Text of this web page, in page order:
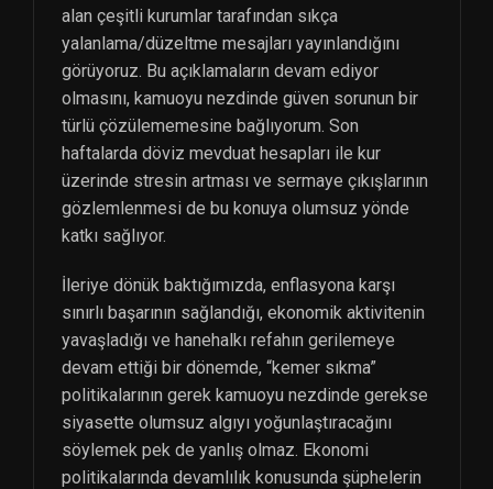
alan çeşitli kurumlar tarafından sıkça
yalanlama/düzeltme mesajları yayınlandığını
görüyoruz. Bu açıklamaların devam ediyor
olmasını, kamuoyu nezdinde güven sorunun bir
türlü çözülememesine bağlıyorum. Son
haftalarda döviz mevduat hesapları ile kur
üzerinde stresin artması ve sermaye çıkışlarının
gözlemlenmesi de bu konuya olumsuz yönde
katkı sağlıyor.
İleriye dönük baktığımızda, enflasyona karşı
sınırlı başarının sağlandığı, ekonomik aktivitenin
yavaşladığı ve hanehalkı refahın gerilemeye
devam ettiği bir dönemde, “kemer sıkma”
politikalarının gerek kamuoyu nezdinde gerekse
siyasette olumsuz algıyı yoğunlaştıracağını
söylemek pek de yanlış olmaz. Ekonomi
politikalarında devamlılık konusunda şüphelerin